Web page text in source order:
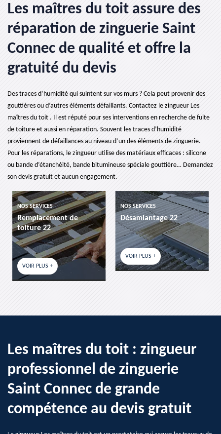
Les maîtres du toit assure des
réparation de zinguerie Saint
Connec de qualité et offre la
gratuité du devis
Des traces d’humidité qui suintent sur vos murs ? Cela peut provenir des
gouttières ou d’autres éléments défaillants. Contactez le zingueur Les
maîtres du toit . Il est réputé pour ses interventions en recherche de fuite
de toiture et aussi en réparation. Souvent les traces d’humidité
proviennent de défaillances au niveau d’un des éléments de zinguerie.
Pour les réparations, le zingueur utilise des matériaux efficaces : silicone
ou bande d’étanchéité, bande bitumineuse spéciale gouttière… Demandez
son devis gratuit et aucun engagement.
NOS SERVICES
Remplacement de
toiture 22
VOIR PLUS +
NOS SERVICES
Désamiantage 22
VOIR PLUS +
Les maîtres du toit : zingueur
professionnel de zinguerie
Saint Connec de grande
compétence au devis gratuit